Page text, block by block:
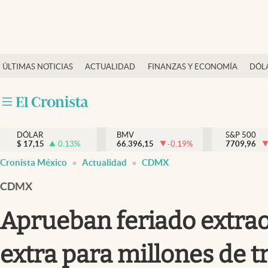
ÚLTIMAS NOTICIAS ACTUALIDAD FINANZAS Y ECONOMÍA
Actualidad
Internacionales
Opinión
Brand Strategy
Vida y estilo
Tv
DÓLAR
$ 17,15 0.13%
BMV
66.396,15
-0.19%
S&P 500
7709,96
Cronista México Actualidad CDMX
CDMX
Aprueban feriado
extra para millones de